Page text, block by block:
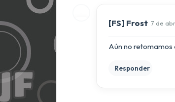
[FS] Frost 7 de
Aún no
Responder